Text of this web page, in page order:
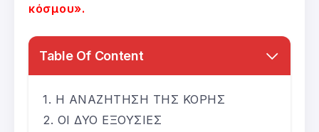
κόσμου».
Table Of Content
Η ΑΝΑΖΗΤΗΣΗ ΤΗΣ ΚΟΡΗΣ
ΟΙ ΔΥΟ ΕΞΟΥΣΙΕΣ